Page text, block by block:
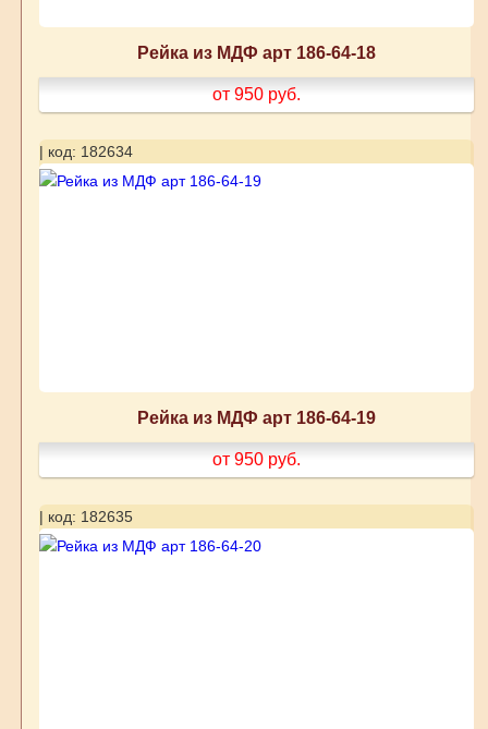
Рейка из МДФ арт 186-64-18
от 950 руб.
| код: 182634
Рейка из МДФ арт 186-64-19
от 950 руб.
| код: 182635